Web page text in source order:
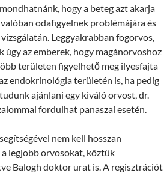
hogy a beteg azt akarja
odafigyelnek problémájára és
Leggyakrabban fogorvos,
úgy az emberek, hogy magánorvoshoz
területen figyelhető meg ilyesfajta
endokrinológia területén is, ha pedig
ajánlani egy kiváló orvost, dr.
fordulhat panaszai esetén.
nem kell hosszan
legjobb orvosokat, köztük
Balogh doktor urat is. A regisztrációt